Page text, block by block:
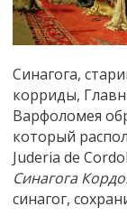
Синагога,
корриды,
Варфоломея
который
Juderia de
Синагога
синагог,